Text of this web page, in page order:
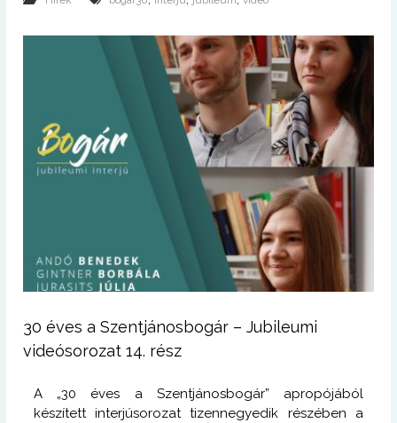
30 éves a Szentjánosbogár – Jubileumi
videósorozat 14. rész
A „30 éves a Szentjánosbogár” apropójából
készített interjúsorozat tizennegyedik részében a